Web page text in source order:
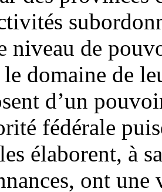
niveau de
domaine de
d’un
fédérale
élaborent, à
ont